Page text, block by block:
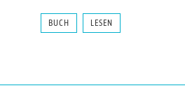
BUCH LESEN